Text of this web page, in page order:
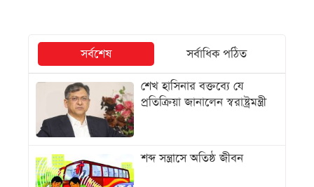
সর্বশেষ
সর্বাধিক পঠিত
শেখ হাসিনার বক্তব্যে যে
প্রতিক্রিয়া জানালেন স্বরাষ্ট্রমন্ত্রী
শব্দ সন্ত্রাসে অতিষ্ঠ জীবন